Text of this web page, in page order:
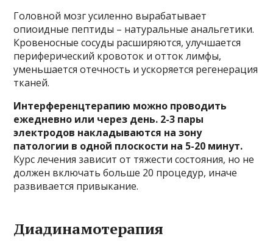
Головной мозг усиленно вырабатывает
опиоидные пептиды – натуральные анальгетики.
Кровеносные сосуды расширяются, улучшается
периферический кровоток и отток лимфы,
уменьшается отечность и ускоряется регенерация
тканей.
Интерференцтерапию можно проводить
ежедневно или через день. 2-3 пары
электродов накладываются на зону
патологии в одной плоскости на 5-20 минут.
Курс лечения зависит от тяжести состояния, но не
должен включать больше 20 процедур, иначе
развивается привыкание.
Диадинамотерапия